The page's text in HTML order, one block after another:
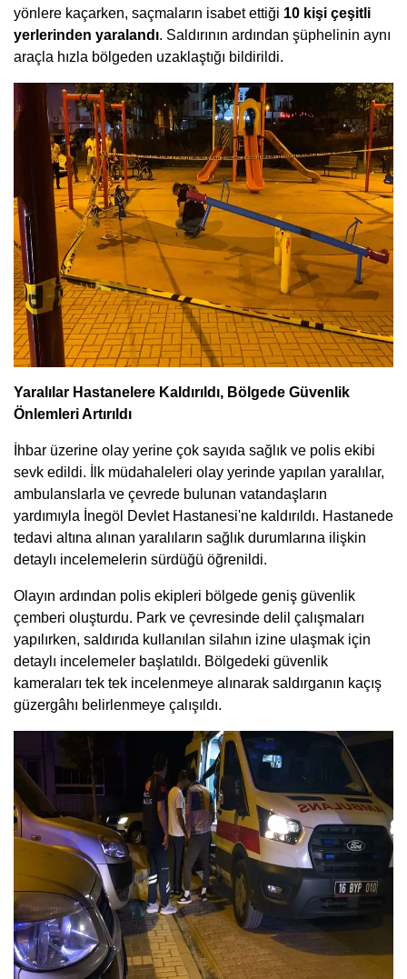
yönlere kaçarken, saçmaların isabet ettiği 10 kişi çeşitli
yerlerinden yaralandı. Saldırının ardından şüphelinin aynı
araçla hızla bölgeden uzaklaştığı bildirildi.
Yaralılar Hastanelere Kaldırıldı, Bölgede Güvenlik
Önlemleri Artırıldı
İhbar üzerine olay yerine çok sayıda sağlık ve polis ekibi
sevk edildi. İlk müdahaleleri olay yerinde yapılan yaralılar,
ambulanslarla ve çevrede bulunan vatandaşların
yardımıyla İnegöl Devlet Hastanesi'ne kaldırıldı. Hastanede
tedavi altına alınan yaralıların sağlık durumlarına ilişkin
detaylı incelemelerin sürdüğü öğrenildi.
Olayın ardından polis ekipleri bölgede geniş güvenlik
çemberi oluşturdu. Park ve çevresinde delil çalışmaları
yapılırken, saldırıda kullanılan silahın izine ulaşmak için
detaylı incelemeler başlatıldı. Bölgedeki güvenlik
kameraları tek tek incelenmeye alınarak saldırganın kaçış
güzergâhı belirlenmeye çalışıldı.